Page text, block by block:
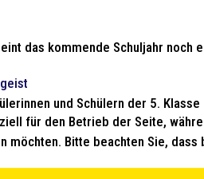
das kommende Schuljahr noch
und Schülern der 5. Klasse
für den Betrieb der Seite,
Bitte beachten Sie,